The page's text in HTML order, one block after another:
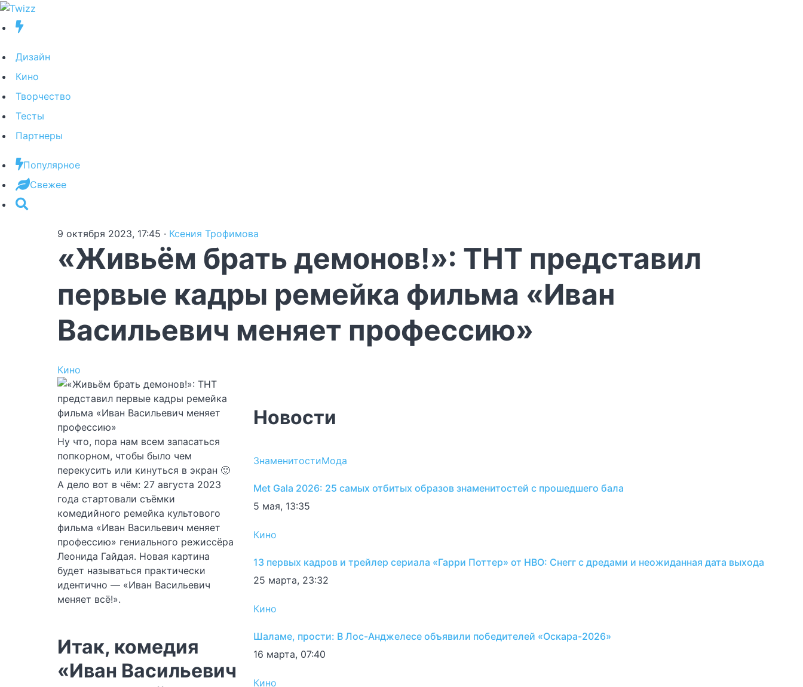
Дизайн
Кино
Творчество
Тесты
Партнеры
Популярное
Свежее
9 октября 2023, 17:45 · Ксения Трофимова
«Живьём брать демонов!»: ТНТ представил
первые кадры ремейка фильма «Иван
Васильевич меняет профессию»
Кино
Ну что, пора нам всем запасаться
попкорном, чтобы было чем
перекусить или кинуться в экран 🙂
А дело вот в чём: 27 августа 2023
года стартовали съёмки
комедийного ремейка культового
фильма «Иван Васильевич меняет
профессию» гениального режиссёра
Леонида Гайдая. Новая картина
будет называться практически
идентично — «Иван Васильевич
меняет всё!».
Итак, комедия
«Иван Васильевич
Новости
ЗнаменитостиМода
Met Gala 2026: 25 самых отбитых образов знаменитостей с прошедшего бала
5 мая, 13:35
Кино
13 первых кадров и трейлер сериала «Гарри Поттер» от HBO: Снегг с дредами и неожиданная дата выхода
25 марта, 23:32
Кино
Шаламе, прости: В Лос-Анджелесе объявили победителей «Оскара-2026»
16 марта, 07:40
Кино